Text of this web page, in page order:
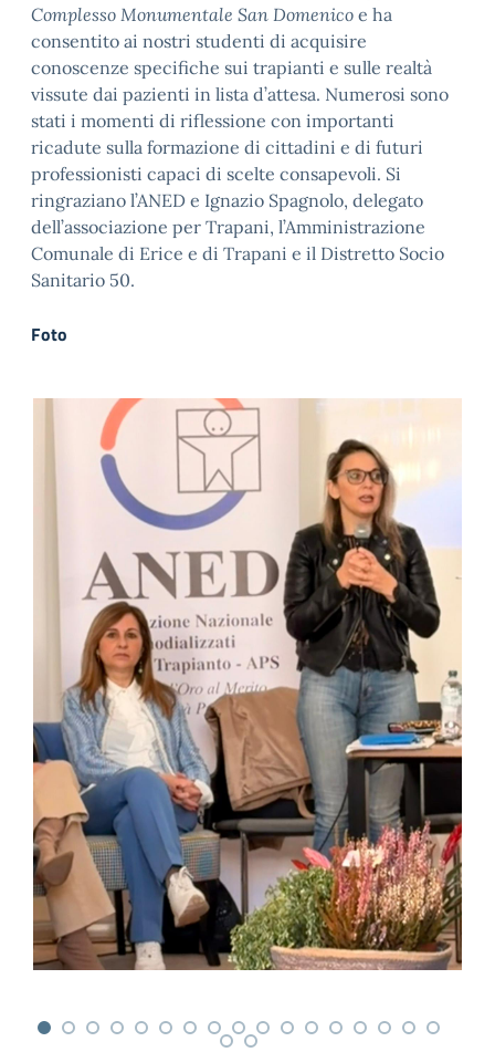
Complesso Monumentale San Domenico e ha
consentito ai nostri studenti di acquisire
conoscenze specifiche sui trapianti e sulle realtà
vissute dai pazienti in lista d’attesa. Numerosi sono
stati i momenti di riflessione con importanti
ricadute sulla formazione di cittadini e di futuri
professionisti capaci di scelte consapevoli. Si
ringraziano l’ANED e Ignazio Spagnolo, delegato
dell’associazione per Trapani, l’Amministrazione
Comunale di Erice e di Trapani e il Distretto Socio
Sanitario 50.
Foto